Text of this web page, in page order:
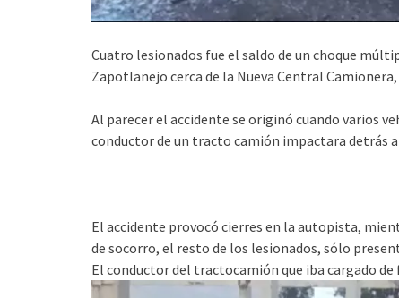
Cuatro lesionados fue el saldo de un choque
Zapotlanejo cerca de la Nueva Central
Al parecer el accidente se originó cuando varios
conductor de un tracto camión impactara detrás
El accidente provocó cierres en la autopista,
de socorro, el resto de los lesionados, sólo
El conductor del tractocamión que iba cargado de